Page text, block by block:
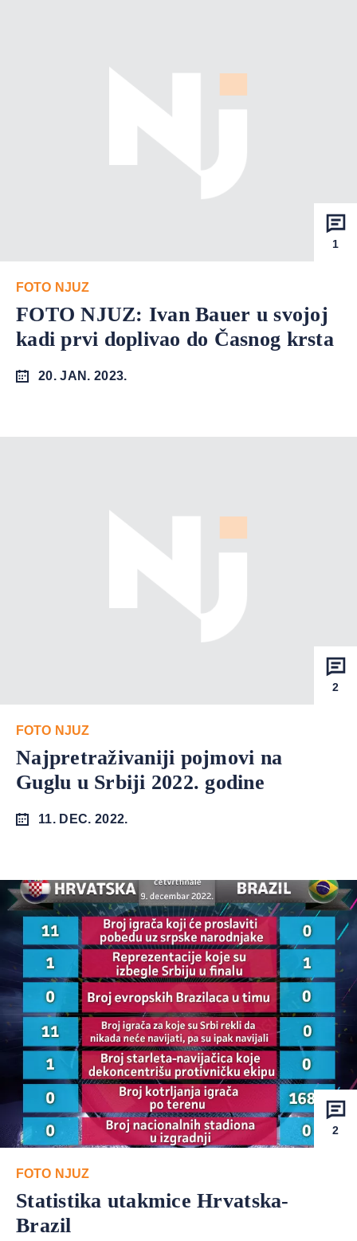
1
FOTO NJUZ
FOTO NJUZ: Ivan Bauer u svojoj
kadi prvi doplivao do Časnog krsta
20. JAN. 2023.
2
FOTO NJUZ
Najpretraživaniji pojmovi na
Guglu u Srbiji 2022. godine
11. DEC. 2022.
2
FOTO NJUZ
Statistika utakmice Hrvatska-
Brazil